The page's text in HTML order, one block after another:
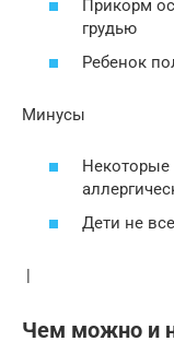
Прикорм
грудью
Ребенок
Минусы
Некоторые
Дети не
|
Чем можно и